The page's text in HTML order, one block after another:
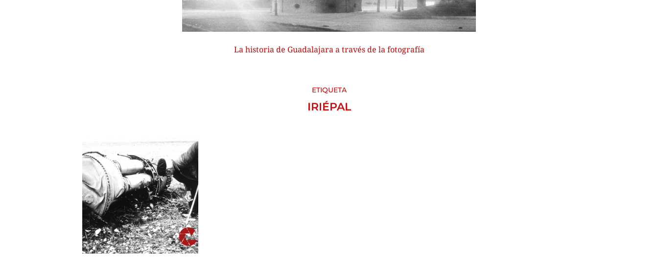
La historia de Guadalajara a través de la fotografía
ETIQUETA
IRIÉPAL